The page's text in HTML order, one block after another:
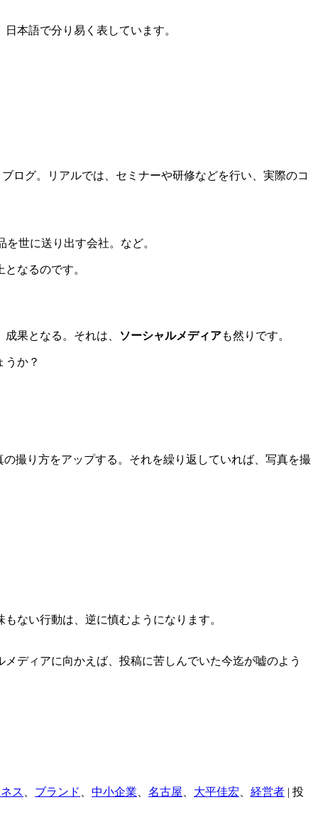
本語で分り易く表しています。
ログ。リアルでは、セミナーや研修などを行い、実際のコ
世に送り出す会社。など。
なるのです。
果となる。それは、 ソーシャルメディアも然りです。
うか？
撮り方をアップする。それを繰り返していれば、写真を撮
ない行動は、逆に慎むようになります。
ディアに向かえば、投稿に苦しんでいた今迄が嘘のよう
ス ブランド 中小企業 名古屋 大平佳宏 経営者 | 投